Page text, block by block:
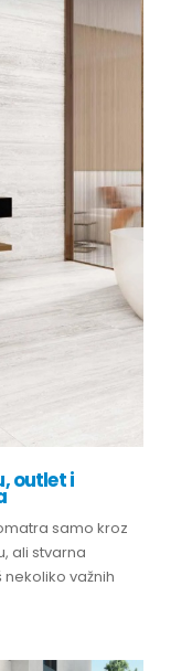
outlet i
samo kroz
ali stvarna
važnih